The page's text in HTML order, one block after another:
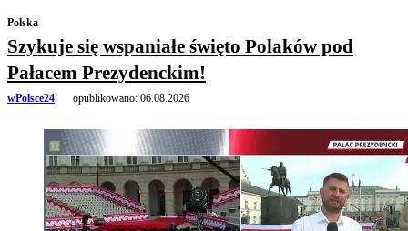
Polska
Szykuje się wspaniałe święto Polaków pod
Pałacem Prezydenckim!
wPolsce24 opublikowano: 06.08.2026